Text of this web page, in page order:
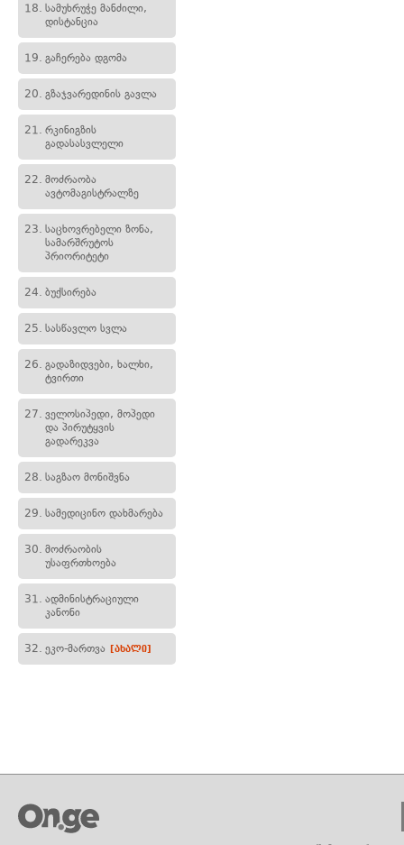
18. სამუხრუჭე მანძილი,
დისტანცია
19. გაჩერება დგომა
20. გზაჯვარედინის გავლა
21. რკინიგზის
გადასასვლელი
22. მოძრაობა
ავტომაგისტრალზე
23. საცხოვრებელი ზონა,
სამარშრუტოს
პრიორიტეტი
24. ბუქსირება
25. სასწავლო სვლა
26. გადაზიდვები, ხალხი,
ტვირთი
27. ველოსიპედი, მოპედი
და პირუტყვის
გადარეკვა
28. საგზაო მონიშვნა
29. სამედიცინო დახმარება
30. მოძრაობის
უსაფრთხოება
31. ადმინისტრაციული
კანონი
32. ეკო-მართვა [ახალი]